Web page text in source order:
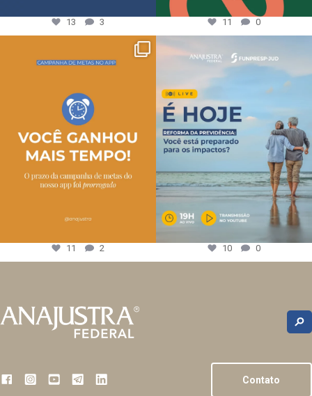
13 3 11 0
11 2 10 0
Contato